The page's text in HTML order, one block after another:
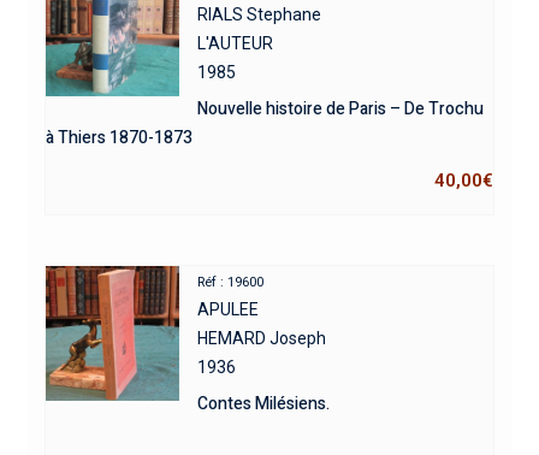
RIALS Stephane
L'AUTEUR
1985
Nouvelle histoire de Paris – De Trochu
à Thiers 1870-1873
40,00€
Réf : 19600
APULEE
HEMARD Joseph
1936
Contes Milésiens.